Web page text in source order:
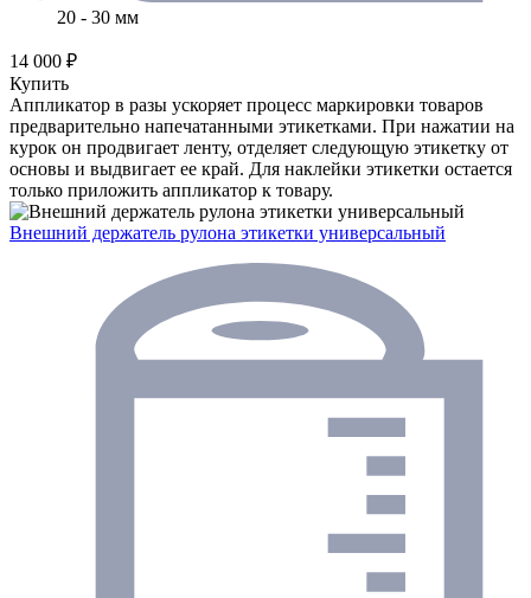
20 - 30 мм
14 000 ₽
Купить
Аппликатор в разы ускоряет процесс маркировки товаров
предварительно напечатанными этикетками. При нажатии на
курок он продвигает ленту, отделяет следующую этикетку от
основы и выдвигает ее край. Для наклейки этикетки остается
только приложить аппликатор к товару.
Внешний держатель рулона этикетки универсальный